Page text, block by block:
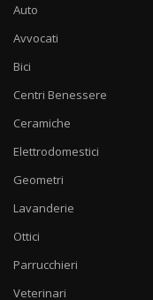
Auto
Avvocati
Bici
Centri Benessere
Ceramiche
Elettrodomestici
Geometri
Lavanderie
Ottici
Parrucchieri
Veterinari